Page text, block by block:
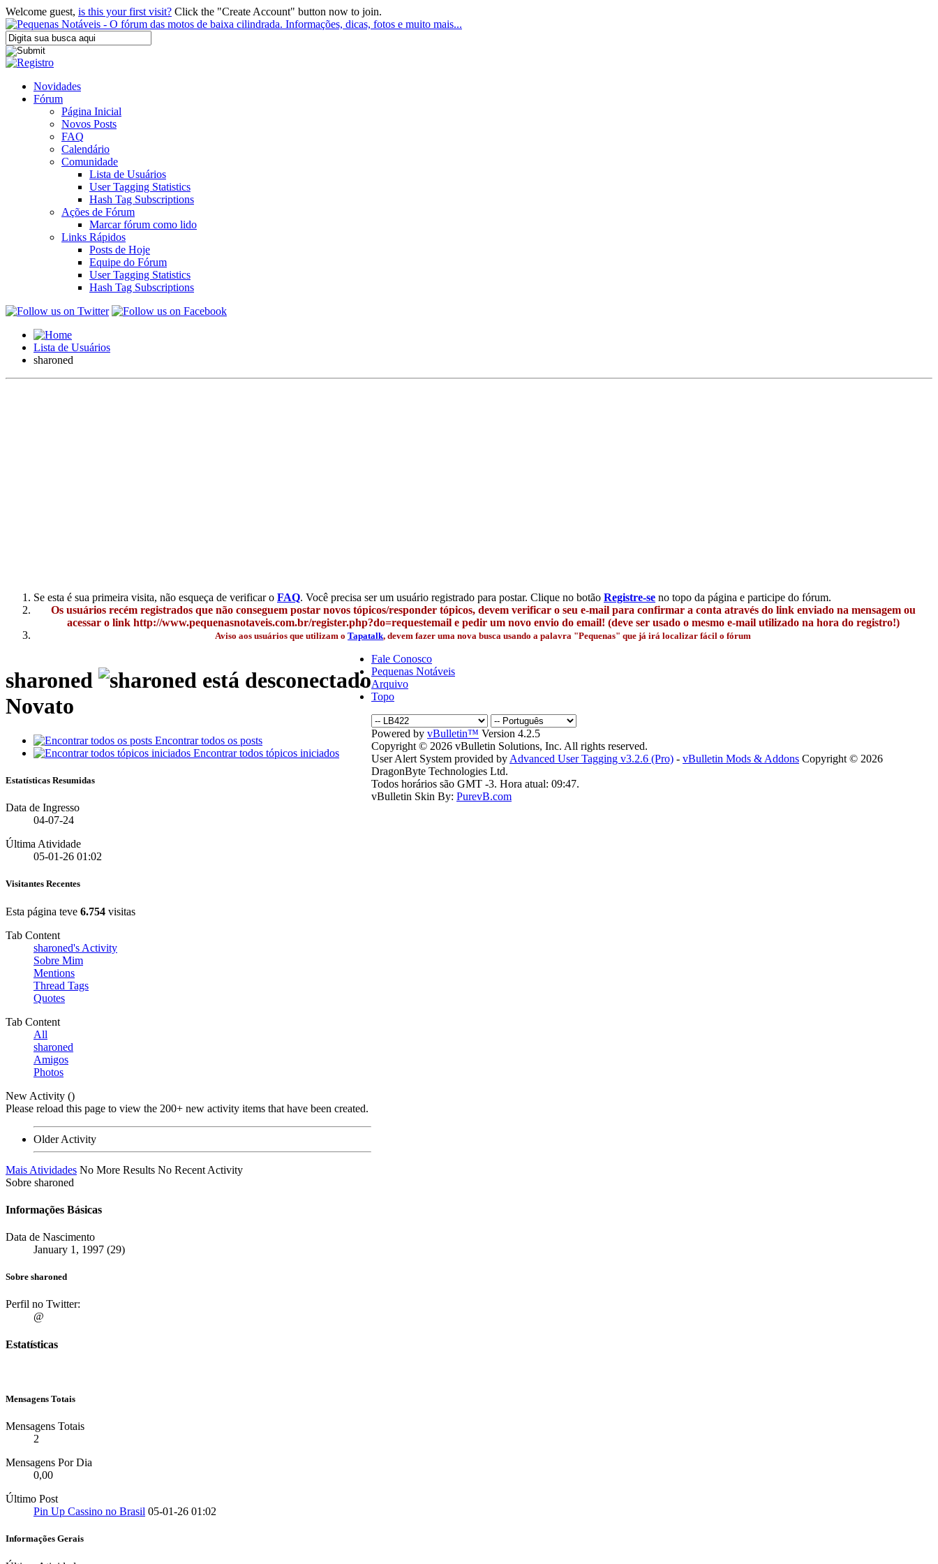
Welcome guest, is this your first visit? Click the "Create Account" button now to join.
Novidades
Fórum
Página Inicial
Novos Posts
FAQ
Calendário
Comunidade
Lista de Usuários
User Tagging Statistics
Hash Tag Subscriptions
Ações de Fórum
Marcar fórum como lido
Links Rápidos
Posts de Hoje
Equipe do Fórum
User Tagging Statistics
Hash Tag Subscriptions
Lista de Usuários
sharoned
Se esta é sua primeira visita, não esqueça de verificar o FAQ. Você precisa ser um usuário registrado para postar. Clique no botão Registre-se no topo da página e participe do fórum.
Os usuários recém registrados que não conseguem postar novos tópicos/responder tópicos, devem verificar o seu e-mail para confirmar a conta através do link enviado na mensagem ou
acessar o link http://www.pequenasnotaveis.com.br/register.php?do=requestemail e pedir um novo envio do email! (deve ser usado o mesmo e-mail utilizado na hora do registro!)
Aviso aos usuários que utilizam o Tapatalk, devem fazer uma nova busca usando a palavra "Pequenas" que já irá localizar fácil o fórum
sharoned
Novato
Encontrar todos os posts
Encontrar todos tópicos iniciados
Estatísticas Resumidas
Data de Ingresso
04-07-24
Última Atividade
05-01-26 01:02
Visitantes Recentes
Esta página teve 6.754 visitas
Tab Content
sharoned's Activity
Sobre Mim
Mentions
Thread Tags
Quotes
Tab Content
All
sharoned
Amigos
Photos
New Activity ()
Please reload this page to view the 200+ new activity items that have been created.
Older Activity
Mais Atividades No More Results No Recent Activity
Sobre sharoned
Informações Básicas
Data de Nascimento
January 1, 1997 (29)
Sobre sharoned
Perfil no Twitter:
@
Estatísticas
Mensagens Totais
Mensagens Totais
2
Mensagens Por Dia
0,00
Último Post
Pin Up Cassino no Brasil 05-01-26 01:02
Informações Gerais
Fale Conosco
Pequenas Notáveis
Arquivo
Topo
Powered by vBulletin™ Version 4.2.5
Copyright © 2026 vBulletin Solutions, Inc. All rights reserved.
User Alert System provided by Advanced User Tagging v3.2.6 (Pro) - vBulletin Mods & Addons Copyright © 2026
DragonByte Technologies Ltd.
Todos horários são GMT -3. Hora atual: 09:47.
vBulletin Skin By: PurevB.com